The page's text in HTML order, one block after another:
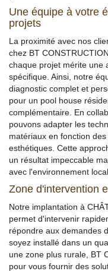
Une équipe à votre
projets
La proximité avec nos
chez BT
chaque projet mérite une
spécifique. Ainsi, notre
diagnostic complet et
pour un pool house
complémentaire. En
pouvons adapter les
matériaux en fonction
esthétiques. Cette
un résultat impeccable
avec l'environnement local.
Zone d'intervention
Notre implantation à
permet d'intervenir
répondre aux demandes
soyez installé dans un
une zone plus rurale, BT
pour vous fournir des